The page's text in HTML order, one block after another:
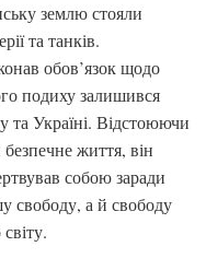
землю стояли
та танків.
обов’язок щодо
подиху залишився
та Україні. Відстоюючи
життя, він
собою заради
свободу, а й свободу